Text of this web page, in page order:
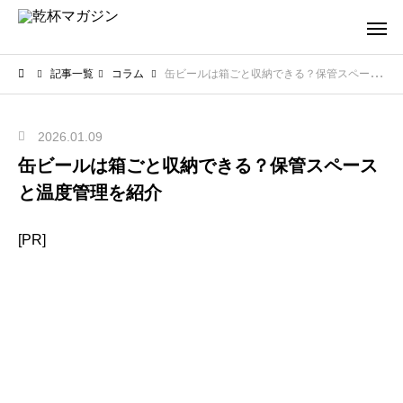
記事一覧 コラム 缶ビールは箱ごと収納できる？保管スペースと温度管理を紹介
2026.01.09
缶ビールは箱ごと収納できる？保管スペース
と温度管理を紹介
[PR]